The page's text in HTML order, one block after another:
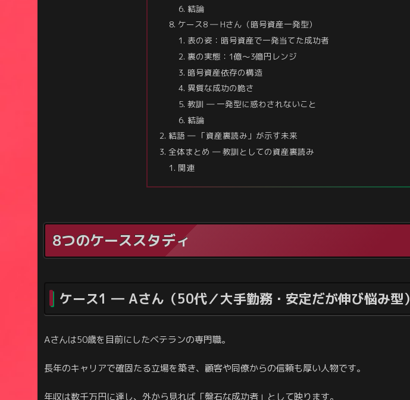
結論
ケース8 ― Hさん（暗号資産一発型）
表の姿：暗号資産で一発当てた成功者
裏の実態：1億〜3億円レンジ
暗号資産依存の構造
異質な成功の脆さ
教訓 ― 一発型に惑わされないこと
結論
結語 ― 「資産裏読み」が示す未来
全体まとめ ― 教訓としての資産裏読み
関連
8つのケーススタディ
ケース1 ― Aさん（50代／大手勤務・安定だが伸び悩み型）
Aさんは50歳を目前にしたベテランの専門職。
長年のキャリアで確固たる立場を築き、顧客や同僚からの信頼も厚い人物です。
年収は数千万円に達し、外から見れば「盤石な成功者」として映ります。